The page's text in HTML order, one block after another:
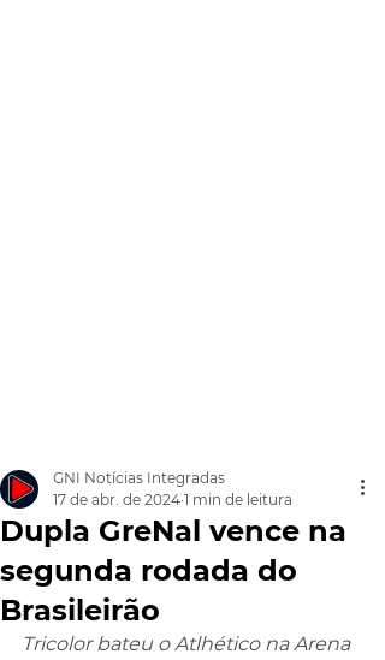
Dupla GreNal vence na
segunda rodada do
Brasileirão
GNI Notícias Integradas
17 de abr. de 2024 1 min de leitura
Tricolor bateu o Atlhético na Arena